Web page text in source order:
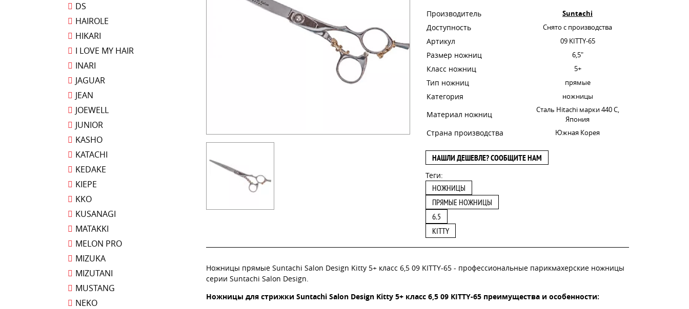
DS
HAIROLE
HIKARI
I LOVE MY HAIR
INARI
JAGUAR
JEAN
JOEWELL
JUNIOR
KASHO
KATACHI
KEDAKE
KIEPE
KKO
KUSANAGI
MATAKKI
MELON PRO
MIZUKA
MIZUTANI
MUSTANG
NEKO
Производитель Suntachi
Доступность Снято с производства
Артикул 09 KITTY-65
Размер ножниц 6,5"
Класс ножниц 5+
Тип ножниц прямые
Категория ножницы
Материал ножниц
Сталь Hitachi марки 440 С,
Япония
Страна производства Южная Корея
НАШЛИ ДЕШЕВЛЕ? СООБЩИТЕ НАМ
Теги:
НОЖНИЦЫ
ПРЯМЫЕ НОЖНИЦЫ
6.5
KITTY
Ножницы прямые Suntachi Salon Design Kitty 5+ класс 6,5 09 KITTY-65 - профессиональные парикмахерские ножницы
серии Suntachi Salon Design.
Ножницы для стрижки Suntachi Salon Design Kitty 5+ класс 6,5 09 KITTY-65 преимущества и особенности: